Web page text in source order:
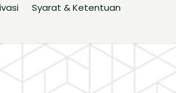
Syarat & Ketentuan